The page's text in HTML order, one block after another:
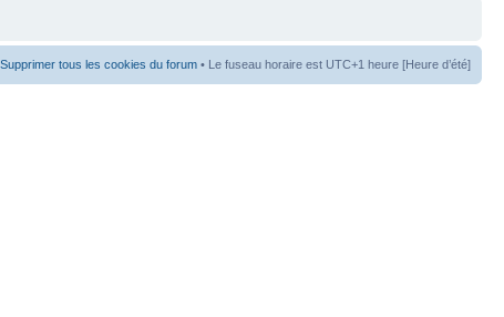
Supprimer tous les cookies du forum • Le fuseau horaire est UTC+1 heure [Heure d’été]